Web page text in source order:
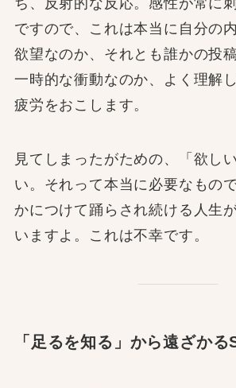
ですので、これは本当に自分の
欲望なのか、それとも誰かの投
一時的な衝動なのか、よく理解
疲労をおこします。
見てしまったがための、「欲し
い。それって本当に必要なもの
かにつけて踊らされ続ける人生
いますよ。これは不幸です。
「足るを知る」から遠ざかる